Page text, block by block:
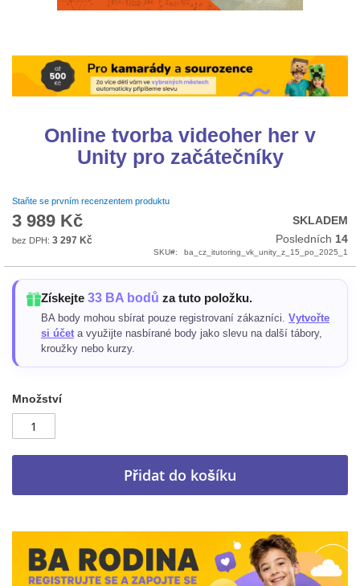
Online tvorba videoher her v
Unity pro začátečníky
Staňte se prvním recenzentem produktu
3 989 Kč
3 297 Kč
SKLADEM
Posledních 14
SKU ba_cz_itutoring_vk_unity_z_15_po_2025_1
Získejte 33 BA bodů za tuto položku.
BA body mohou sbírat pouze registrovaní zákazníci. Vytvořte
si účet a využijte nasbírané body jako slevu na další tábory,
kroužky nebo kurzy.
Množství
Přidat do košíku
Přeskočit
začátek
obrázky